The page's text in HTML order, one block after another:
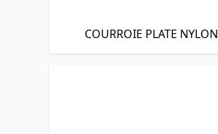
COURROIE PLATE NYLON